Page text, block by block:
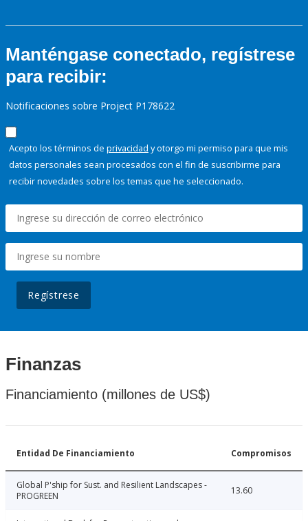
Manténgase conectado, regístrese
para recibir:
Notificaciones sobre Project P178622
Acepto los términos de privacidad y otorgo mi permiso para que mis
datos personales sean procesados con el fin de suscribirme para
recibir novedades sobre los temas que he seleccionado.
Regístrese
Finanzas
Financiamiento (millones de US$)
Entidad De Financiamiento Compromisos
Global P'ship for Sust. and Resilient Landscapes -
PROGREEN
13.60